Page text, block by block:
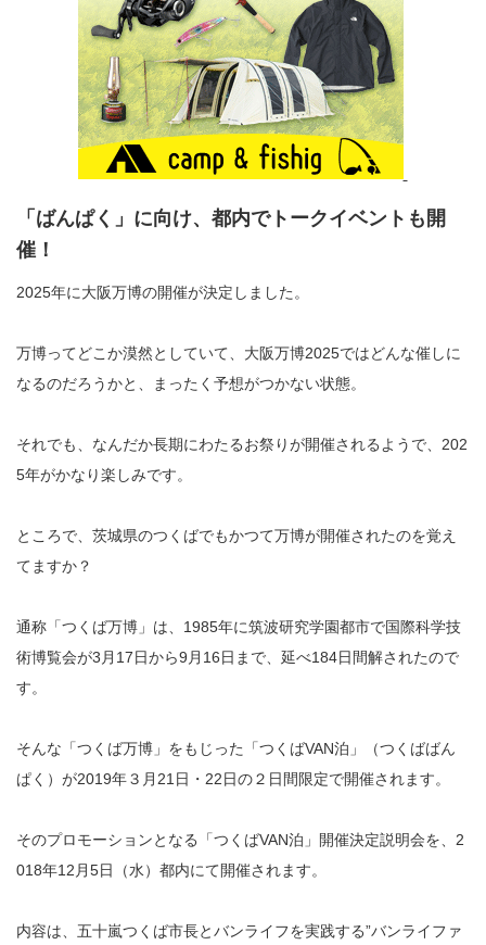
「ばんぱく」に向け、都内でトークイベントも開
催！
2025年に大阪万博の開催が決定しました。
万博ってどこか漠然としていて、大阪万博2025ではどんな催しに
なるのだろうかと、まったく予想がつかない状態。
それでも、なんだか長期にわたるお祭りが開催されるようで、202
5年がかなり楽しみです。
ところで、茨城県のつくばでもかつて万博が開催されたのを覚え
てますか？
通称「つくば万博」は、1985年に筑波研究学園都市で国際科学技
術博覧会が3月17日から9月16日まで、延べ184日間解されたので
す。
そんな「つくば万博」をもじった「つくばVAN泊」（つくばばん
ぱく）が2019年３月 21 日・ 22日の２日間限定で開催されます。
そのプロモーションとなる「つくばVAN泊」開催決定説明会を、2
018年12 月5日（水）都内にて開催されます。
内容は、五十嵐つくば市長とバンライフを実践する”バンライファ